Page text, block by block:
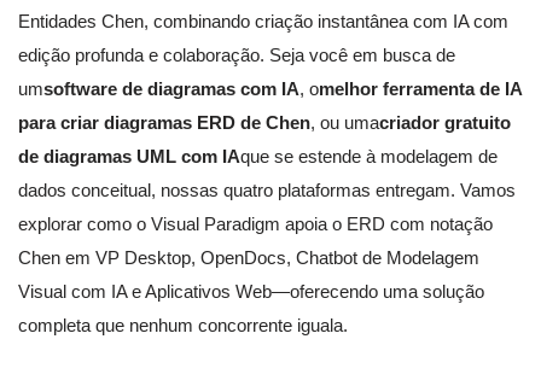
Entidades Chen, combinando criação instantânea com IA com
edição profunda e colaboração. Seja você em busca de
umsoftware de diagramas com IA, omelhor ferramenta de IA
para criar diagramas ERD de Chen, ou umacriador gratuito
de diagramas UML com IAque se estende à modelagem de
dados conceitual, nossas quatro plataformas entregam. Vamos
explorar como o Visual Paradigm apoia o ERD com notação
Chen em VP Desktop, OpenDocs, Chatbot de Modelagem
Visual com IA e Aplicativos Web—oferecendo uma solução
completa que nenhum concorrente iguala.